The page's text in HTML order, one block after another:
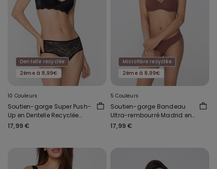
Dentelle recyclée
2ème à 8,99€
10 Couleurs
Soutien-gorge Super Push-
Up en Dentelle Recyclée
Malibù
17,99 €
Microfibre recyclée
2ème à 8,99€
5 Couleurs
Soutien-gorge Bandeau
Ultra-rembourré Madrid en
Microfibre Recyclée
17,99 €